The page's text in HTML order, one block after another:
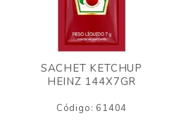
SACHET KETCHUP
HEINZ 144X7GR
Código: 61404